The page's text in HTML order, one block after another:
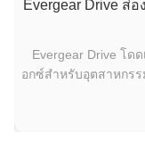
Evergear Drive ส่
Evergear Drive โด
อกซ์สำหรับอุตสาหกรร
ปิดฉากลงอย่างประส